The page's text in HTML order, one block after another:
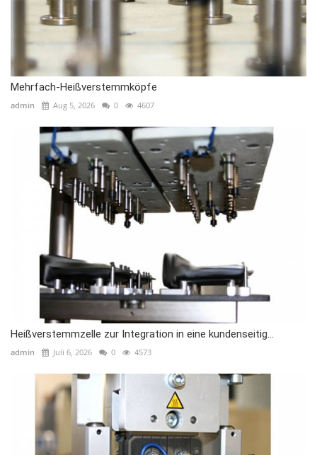
Mehrfach-Heißverstemmköpfe
admin Aug 5, 2026 0 4607
Heißverstemmzelle zur Integration in eine kundenseitig...
admin Juli 6, 2026 0 4573